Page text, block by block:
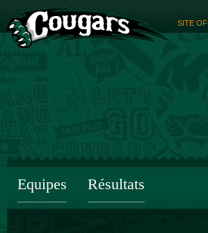
SITE
Equipes Résultats